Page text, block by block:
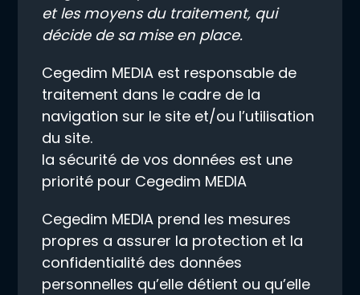
et les moyens du traitement, qui
décide de sa mise en place.
Cegedim MEDIA est responsable de
traitement dans le cadre de la
navigation sur le site et/ou l’utilisation
du site.
la sécurité de vos données est une
priorité pour Cegedim MEDIA
Cegedim MEDIA prend les mesures
propres a assurer la protection et la
confidentialité des données
personnelles qu’elle détient ou qu’elle